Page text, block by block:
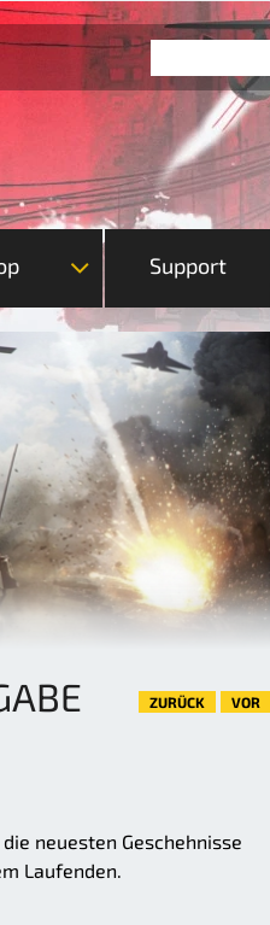
Support
ZURÜCK VOR
neuesten Geschehnisse
Laufenden.